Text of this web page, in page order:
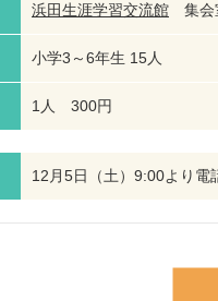
浜田生涯学習交流館 集
小学3～6年生 15人
1人 300円
12月5日（土）9:00より電